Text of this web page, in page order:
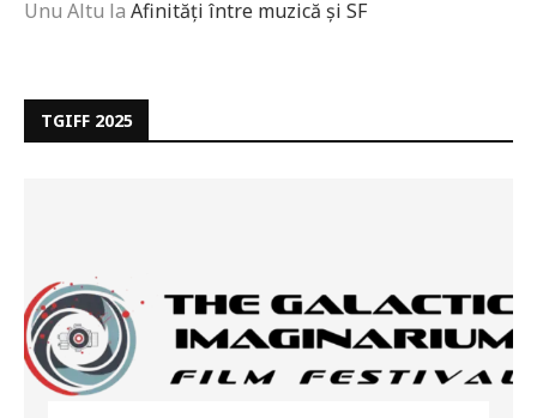
Unu Altu la Afinități între muzică și SF
TGIFF 2025